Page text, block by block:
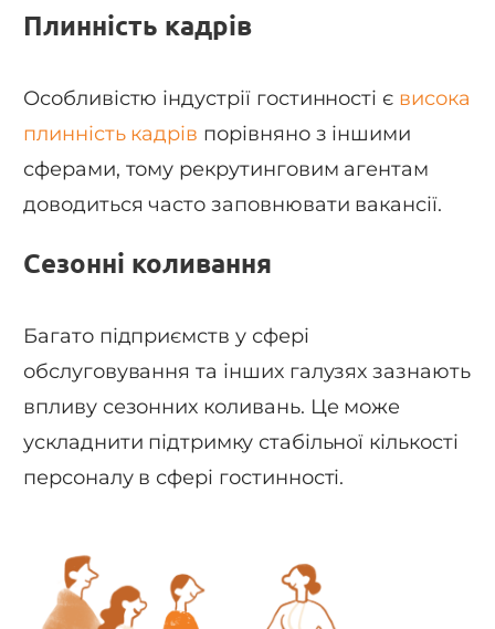
Плинність кадрів
Особливістю індустрії гостинності є висока
плинність кадрів порівняно з іншими
сферами, тому рекрутинговим агентам
доводиться часто заповнювати вакансії.
Сезонні коливання
Багато підприємств у сфері
обслуговування та інших галузях зазнають
впливу сезонних коливань. Це може
ускладнити підтримку стабільної кількості
персоналу в сфері гостинності.